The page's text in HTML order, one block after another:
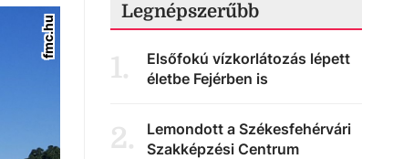
fmc.hu
Legnépszerűbb
1.
Elsőfokú vízkorlátozás lépett
életbe Fejérben is
2.
Lemondott a Székesfehérvári
Szakképzési Centrum